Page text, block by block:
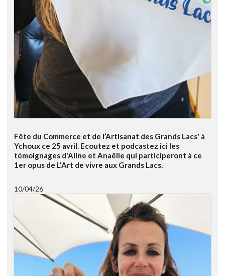
Fête du Commerce et de l’Artisanat des Grands Lacs' à
Ychoux ce 25 avril. Ecoutez et podcastez ici les
témoignages d'Aline et Anaëlle qui participeront à ce
1er opus de L'Art de vivre aux Grands Lacs.
10/04/26